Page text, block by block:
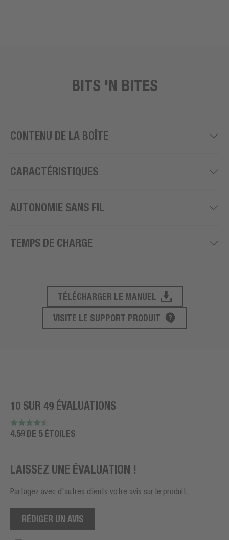
BITS 'N BITES
CONTENU DE LA BOÎTE
CARACTÉRISTIQUES
AUTONOMIE SANS FIL
TEMPS DE CHARGE
SUPPORT PRODUIT
TÉLÉCHARGER LE MANUEL
VISITE LE SUPPORT PRODUIT
10 SUR 49 ÉVALUATIONS
4.59 DE 5 ÉTOILES
LAISSEZ UNE ÉVALUATION !
Partagez avec d'autres clients votre avis sur le produit.
RÉDIGER UN AVIS